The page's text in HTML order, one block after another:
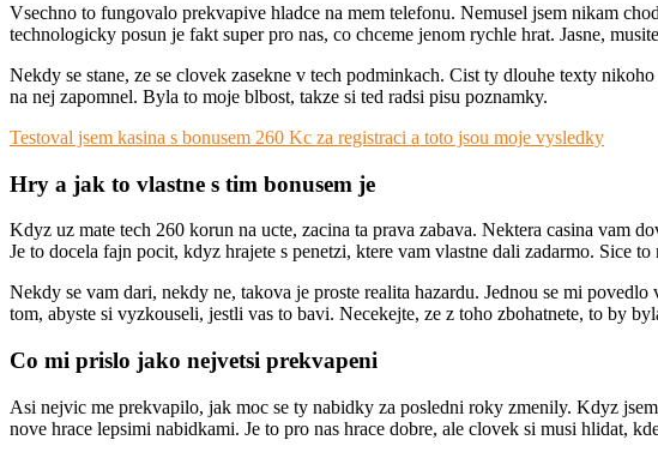
Vsechno to fungovalo prekvapive hladce na mem telefonu. Nemusel jsem nikam
technologicky posun je fakt super pro nas, co chceme jenom rychle hrat. Jasne,
Nekdy se stane, ze se clovek zasekne v tech podminkach. Cist ty dlouhe texty
na nej zapomnel. Byla to moje blbost, takze si ted radsi pisu poznamky.
Testoval jsem kasina s bonusem 260 Kc za registraci a toto jsou moje vysledky
Hry a jak to vlastne s tim bonusem je
Kdyz uz mate tech 260 korun na ucte, zacina ta prava zabava. Nektera casina vam
Je to docela fajn pocit, kdyz hrajete s penetzi, ktere vam vlastne dali zadarmo. Sice
Nekdy se vam dari, nekdy ne, takova je proste realita hazardu. Jednou se mi
tom, abyste si vyzkouseli, jestli vas to bavi. Necekejte, ze z toho zbohatnete, to by
Co mi prislo jako nejvetsi prekvapeni
Asi nejvic me prekvapilo, jak moc se ty nabidky za posledni roky zmenily. Kdyz
nove hrace lepsimi nabidkami. Je to pro nas hrace dobre, ale clovek si musi hlidat,